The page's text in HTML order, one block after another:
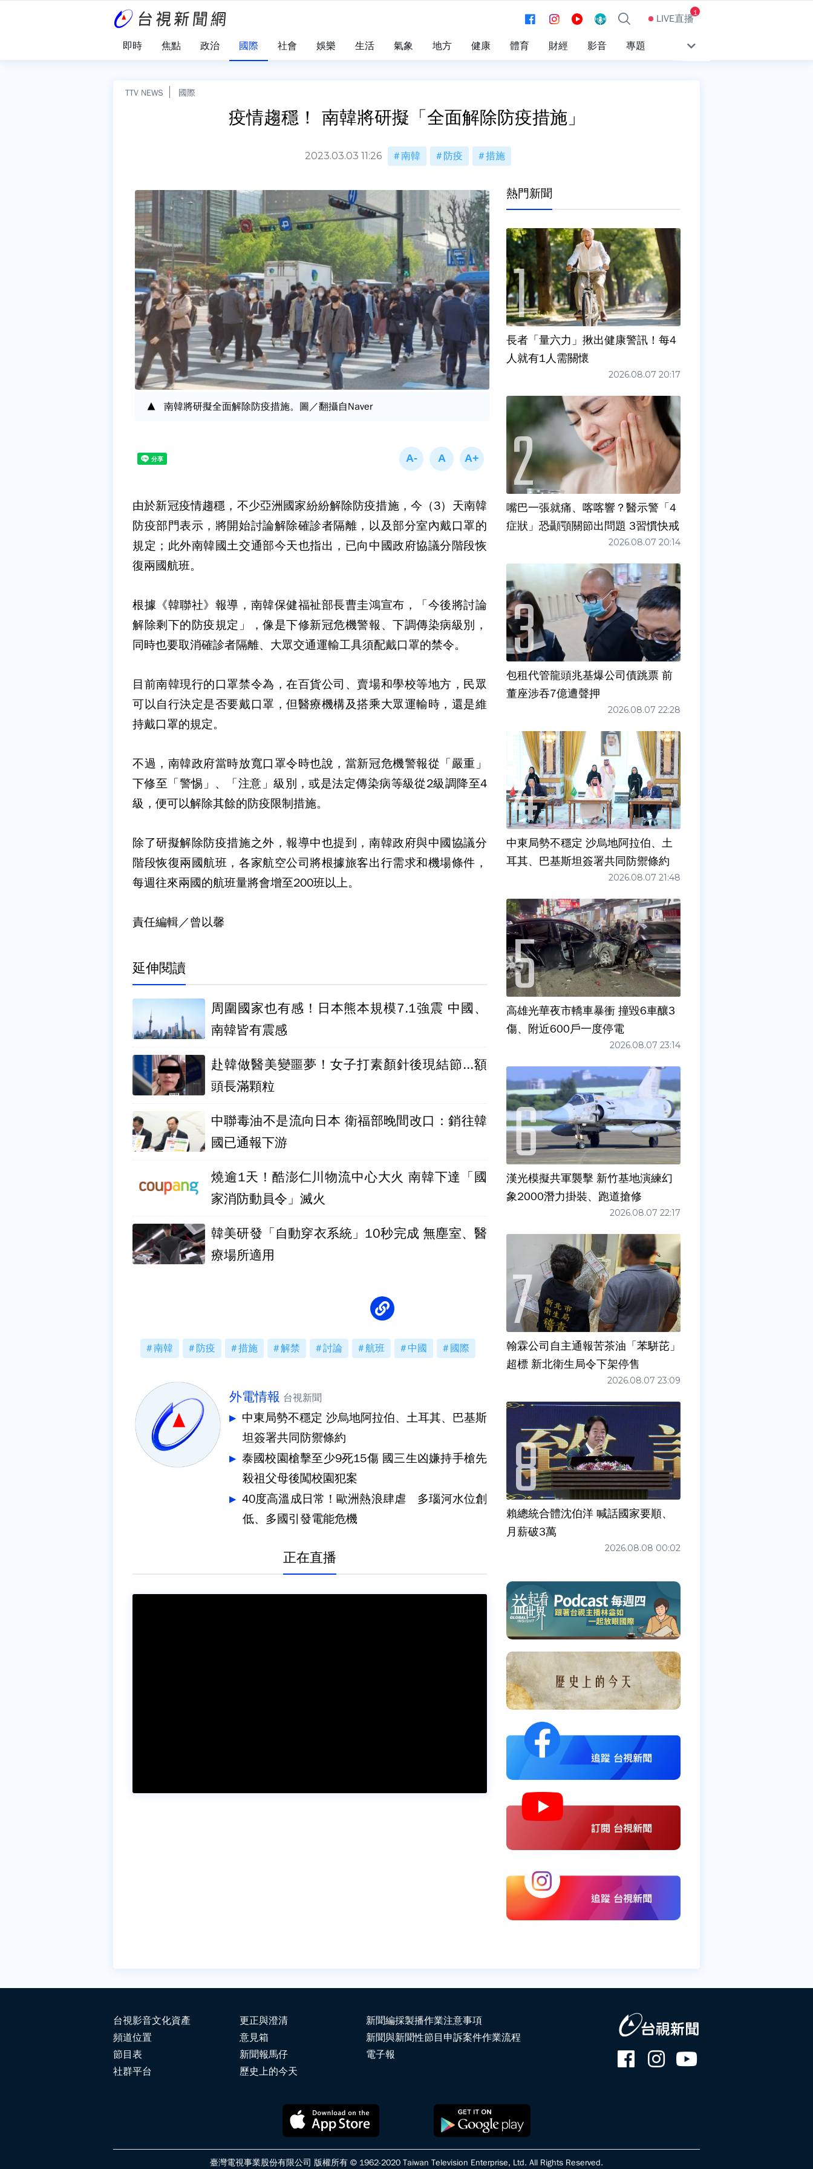
LIVE直播1
即時 焦點 政治 國際 社會 娛樂 生活 氣象 地方 健康 體育 財經 影音 專題
TTV NEWS 國際
疫情趨穩！ 南韓將研擬「全面解除防疫措施」
2023.03.03 11:26 南韓 防疫 措施
南韓將研擬全面解除防疫措施。圖／翻攝自Naver
由於新冠疫情趨穩，不少亞洲國家紛紛解除防疫措施，今（3）天南韓
防疫部門表示，將開始討論解除確診者隔離，以及部分室內戴口罩的
規定；此外南韓國土交通部今天也指出，已向中國政府協議分階段恢
復兩國航班。
根據《韓聯社》報導，南韓保健福祉部長曹圭鴻宣布，「今後將討論
解除剩下的防疫規定」，像是下修新冠危機警報、下調傳染病級別，
同時也要取消確診者隔離、大眾交通運輸工具須配戴口罩的禁令。
目前南韓現行的口罩禁令為，在百貨公司、賣場和學校等地方，民眾
可以自行決定是否要戴口罩，但醫療機構及搭乘大眾運輸時，還是維
持戴口罩的規定。
不過，南韓政府當時放寬口罩令時也說，當新冠危機警報從「嚴重」
下修至「警惕」、「注意」級別，或是法定傳染病等級從2級調降至4
級，便可以解除其餘的防疫限制措施。
除了研擬解除防疫措施之外，報導中也提到，南韓政府與中國協議分
階段恢復兩國航班，各家航空公司將根據旅客出行需求和機場條件，
每週往來兩國的航班量將會增至200班以上。
責任編輯／曾以馨
延伸閱讀
周圍國家也有感！日本熊本規模7.1強震 中國、
南韓皆有震感
赴韓做醫美變噩夢！女子打素顏針後現結節...額
頭長滿顆粒
中聯毒油不是流向日本 衛福部晚間改口：銷往韓
國已通報下游
燒逾1天！酷澎仁川物流中心大火 南韓下達「國
家消防動員令」滅火
韓美研發「自動穿衣系統」10秒完成 無塵室、醫
療場所適用
南韓 防疫 措施 解禁 討論 航班 中國 國際
外電情報 台視新聞
中東局勢不穩定 沙烏地阿拉伯、土耳其、巴基斯
坦簽署共同防禦條約
泰國校園槍擊至少9死15傷 國三生凶嫌持手槍先
殺祖父母後闖校園犯案
40度高溫成日常！歐洲熱浪肆虐 多瑙河水位創
低、多國引發電能危機
正在直播
熱門新聞
長者「量六力」揪出健康警訊！每4
人就有1人需關懷
2026.08.07 20:17
嘴巴一張就痛、喀喀響？醫示警「4
症狀」恐顳顎關節出問題 3習慣快戒
2026.08.07 20:14
包租代管龍頭兆基爆公司債跳票 前
董座涉吞7億遭聲押
2026.08.07 22:28
中東局勢不穩定 沙烏地阿拉伯、土
耳其、巴基斯坦簽署共同防禦條約
2026.08.07 21:48
高雄光華夜市轎車暴衝 撞毀6車釀3
傷、附近600戶一度停電
2026.08.07 23:14
漢光模擬共軍襲擊 新竹基地演練幻
象2000潛力掛裝、跑道搶修
2026.08.07 22:17
翰霖公司自主通報苦茶油「苯駢芘」
超標 新北衛生局令下架停售
2026.08.07 23:09
賴總統合體沈伯洋 喊話國家要順、
月薪破3萬
2026.08.08 00:02
台視影音文化資產
頻道位置
節目表
社群平台
更正與澄清
意見箱
新聞報馬仔
歷史上的今天
新聞編採製播作業注意事項
新聞與新聞性節目申訴案件作業流程
電子報
臺灣電視事業股份有限公司 版權所有 © 1962-2020 Taiwan Television Enterprise, Ltd. All Rights Reserved.